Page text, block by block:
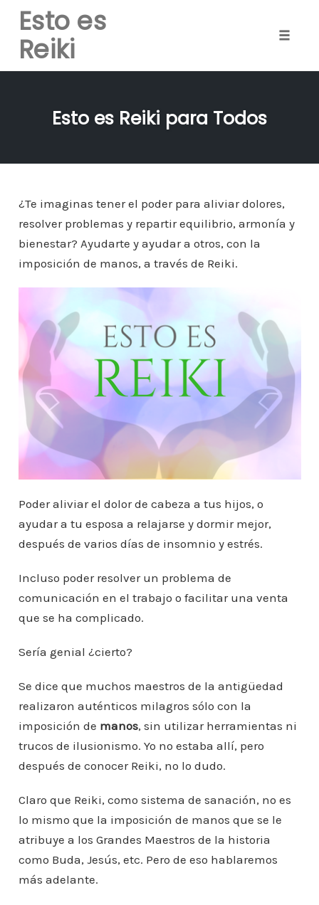
Esto es
Reiki
Esto es Reiki para Todos
¿Te imaginas tener el poder para aliviar dolores,
resolver problemas y repartir equilibrio, armonía y
bienestar? Ayudarte y ayudar a otros, con la
imposición de manos, a través de Reiki.
Poder aliviar el dolor de cabeza a tus hijos, o
ayudar a tu esposa a relajarse y dormir mejor,
después de varios días de insomnio y estrés.
Incluso poder resolver un problema de
comunicación en el trabajo o facilitar una venta
que se ha complicado.
Sería genial ¿cierto?
Se dice que muchos maestros de la antigüedad
realizaron auténticos milagros sólo con la
imposición de manos, sin utilizar herramientas ni
trucos de ilusionismo. Yo no estaba allí, pero
después de conocer Reiki, no lo dudo.
Claro que Reiki, como sistema de sanación, no es
lo mismo que la imposición de manos que se le
atribuye a los Grandes Maestros de la historia
como Buda, Jesús, etc. Pero de eso hablaremos
más adelante.